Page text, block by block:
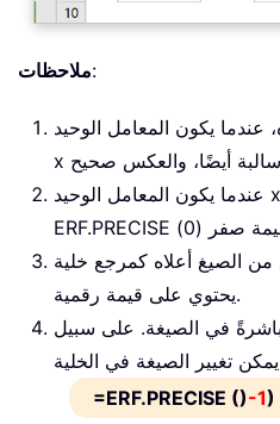
ملاحظات:
عندما يكون المعامل الوحيد
عندما يكون المعامل الوحيد x صفرًا (0)، تُرجع دالة
الصيغ أعلاه كمرجع خلية
يحتوي على قيمة رقمية.
في الصيغة. على سبيل
=ERF.PRECISE ()-1)